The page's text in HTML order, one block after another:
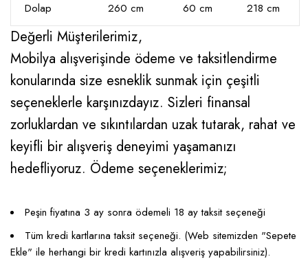
Dolap 260 cm 60 cm 218 cm
Değerli Müşterilerimiz,
Mobilya alışverişinde ödeme ve taksitlendirme
konularında size esneklik sunmak için çeşitli
seçeneklerle karşınızdayız. Sizleri finansal
zorluklardan ve sıkıntılardan uzak tutarak, rahat ve
keyifli bir alışveriş deneyimi yaşamanızı
hedefliyoruz. Ödeme seçeneklerimiz;
Peşin fiyatına 3 ay sonra ödemeli 18 ay taksit seçeneği
Tüm kredi kartlarına taksit seçeneği. (Web sitemizden "Sepete
Ekle" ile herhangi bir kredi kartınızla alışveriş yapabilirsiniz).